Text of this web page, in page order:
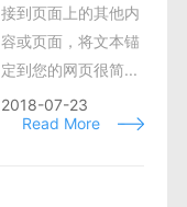
接到页面上的其他内
容或页面，将文本锚
定到您的网页很简...
2018-07-23
Read More